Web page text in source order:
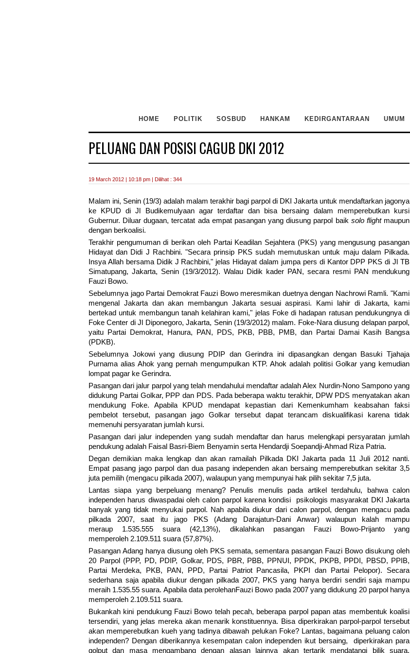
HOME POLITIK SOSBUD HANKAM KEDIRGANTARAAN UMUM
PELUANG DAN POSISI CAGUB DKI 2012
19 March 2012 | 10:18 pm | Dilihat : 344
Malam ini, Senin (19/3) adalah malam terakhir bagi parpol di DKI Jakarta untuk mendaftarkan jagonya
ke KPUD di Jl Budikemulyaan agar terdaftar dan bisa bersaing dalam memperebutkan kursi
Gubernur. Diluar dugaan, tercatat ada empat pasangan yang diusung parpol baik solo flight maupun
dengan berkoalisi.
Terakhir pengumuman di berikan oleh Partai Keadilan Sejahtera (PKS) yang mengusung pasangan
Hidayat dan Didi J Rachbini. "Secara prinsip PKS sudah memutuskan untuk maju dalam Pilkada.
Insya Allah bersama Didik J Rachbini," jelas Hidayat dalam jumpa pers di Kantor DPP PKS di Jl TB
Simatupang, Jakarta, Senin (19/3/2012). Walau Didik kader PAN, secara resmi PAN mendukung
Fauzi Bowo.
Sebelumnya jago Partai Demokrat Fauzi Bowo meresmikan duetnya dengan Nachrowi Ramli. "Kami
mengenal Jakarta dan akan membangun Jakarta sesuai aspirasi. Kami lahir di Jakarta, kami
bertekad untuk membangun tanah kelahiran kami," jelas Foke di hadapan ratusan pendukungnya di
Foke Center di Jl Diponegoro, Jakarta, Senin (19/3/2012) malam. Foke-Nara diusung delapan parpol,
yaitu Partai Demokrat, Hanura, PAN, PDS, PKB, PBB, PMB, dan Partai Damai Kasih Bangsa
(PDKB).
Sebelumnya Jokowi yang diusung PDIP dan Gerindra ini dipasangkan dengan Basuki Tjahaja
Purnama alias Ahok yang pernah mengumpulkan KTP. Ahok adalah politisi Golkar yang kemudian
lompat pagar ke Gerindra.
Pasangan dari jalur parpol yang telah mendahului mendaftar adalah Alex Nurdin-Nono Sampono yang
didukung Partai Golkar, PPP dan PDS. Pada beberapa waktu terakhir, DPW PDS menyatakan akan
mendukung Foke. Apabila KPUD mendapat kepastian dari Kemenkumham keabsahan faksi
pembelot tersebut, pasangan jago Golkar tersebut dapat terancam diskualifikasi karena tidak
memenuhi persyaratan jumlah kursi.
Pasangan dari jalur independen yang sudah mendaftar dan harus melengkapi persyaratan jumlah
pendukung adalah Faisal Basri-Biem Benyamin serta Hendardji Soepandji-Ahmad Riza Patria.
Degan demikian maka lengkap dan akan ramailah Pilkada DKI Jakarta pada 11 Juli 2012 nanti.
Empat pasang jago parpol dan dua pasang independen akan bersaing memperebutkan sekitar 3,5
juta pemilih (mengacu pilkada 2007), walaupun yang mempunyai hak pilih sekitar 7,5 juta.
Lantas siapa yang berpeluang menang? Penulis menulis pada artikel terdahulu, bahwa calon
independen harus diwaspadai oleh calon parpol karena kondisi psikologis masyarakat DKI Jakarta
banyak yang tidak menyukai parpol. Nah apabila diukur dari calon parpol, dengan mengacu pada
pilkada 2007, saat itu jago PKS (Adang Darajatun-Dani Anwar) walaupun kalah mampu
meraup 1.535.555 suara (42,13%), dikalahkan pasangan Fauzi Bowo-Prijanto yang
memperoleh 2.109.511 suara (57,87%).
Pasangan Adang hanya diusung oleh PKS semata, sementara pasangan Fauzi Bowo disukung oleh
20 Parpol (PPP, PD, PDIP, Golkar, PDS, PBR, PBB, PPNUI, PPDK, PKPB, PPDI, PBSD, PPIB,
Partai Merdeka, PKB, PAN, PPD, Partai Patriot Pancasila, PKPI dan Partai Pelopor). Secara
sederhana saja apabila diukur dengan pilkada 2007, PKS yang hanya berdiri sendiri saja mampu
meraih 1.535.55 suara. Apabila data perolehanFauzi Bowo pada 2007 yang didukung 20 parpol hanya
memperoleh 2.109.511 suara.
Bukankah kini pendukung Fauzi Bowo telah pecah, beberapa parpol papan atas membentuk koalisi
tersendiri, yang jelas mereka akan menarik konstituennya. Bisa diperkirakan parpol-parpol tersebut
akan memperebutkan kueh yang tadinya dibawah pelukan Foke? Lantas, bagaimana peluang calon
independen? Dengan diberikannya kesempatan calon independen ikut bersaing, diperkirakan para
golput dan masa mengambang dengan alasan lainnya akan tertarik mendatangi bilik suara.